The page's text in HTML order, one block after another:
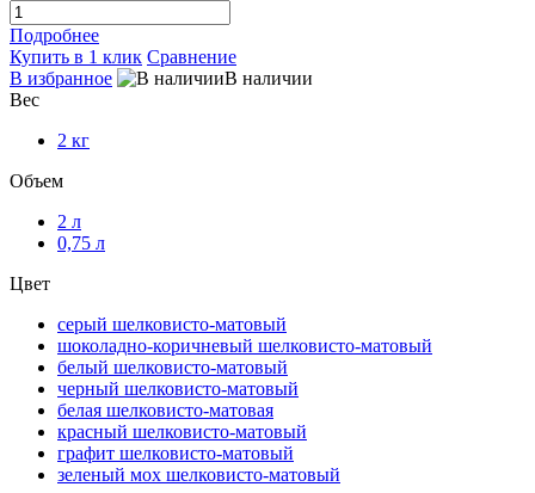
Подробнее
Купить в 1 клик Сравнение
В избранное
В наличии
Вес
2 кг
Объем
2 л
0,75 л
Цвет
серый шелковисто-матовый
шоколадно-коричневый шелковисто-матовый
белый шелковисто-матовый
черный шелковисто-матовый
белая шелковисто-матовая
красный шелковисто-матовый
графит шелковисто-матовый
зеленый мох шелковисто-матовый